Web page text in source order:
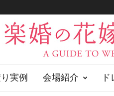
実例 会場紹介